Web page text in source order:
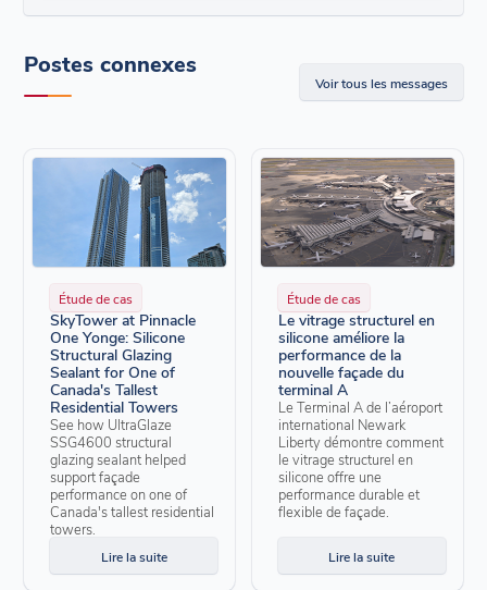
Postes connexes
Voir tous les messages
Étude de cas
SkyTower at Pinnacle
One Yonge: Silicone
Structural Glazing
Sealant for One of
Canada's Tallest
Residential Towers
See how UltraGlaze
SSG4600 structural
glazing sealant helped
support façade
performance on one of
Canada's tallest residential
towers.
Lire la suite
Étude de cas
Le vitrage structurel en
silicone améliore la
performance de la
nouvelle façade du
terminal A
Le Terminal A de l’aéroport
international Newark
Liberty démontre comment
le vitrage structurel en
silicone offre une
performance durable et
flexible de façade.
Lire la suite